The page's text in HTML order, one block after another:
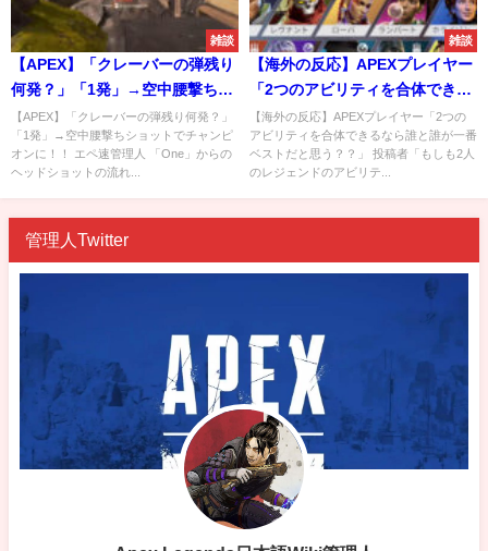
雑談
【APEX】「クレーバーの弾残り
何発？」「1発」→空中腰撃ちシ
ョットでチャンピオンに！！
【APEX】「クレーバーの弾残り何発？」
「1発」→空中腰撃ちショットでチャンピ
オンに！！ エペ速管理人 「One」からの
ヘッドショットの流れ...
雑談
【海外の反応】APEXプレイヤー
「2つのアビリティを合体できる
なら誰と誰が一番ベストだと思
う？？」
【海外の反応】APEXプレイヤー「2つの
アビリティを合体できるなら誰と誰が一番
ベストだと思う？？」 投稿者「もしも2人
のレジェンドのアビリテ...
管理人Twitter